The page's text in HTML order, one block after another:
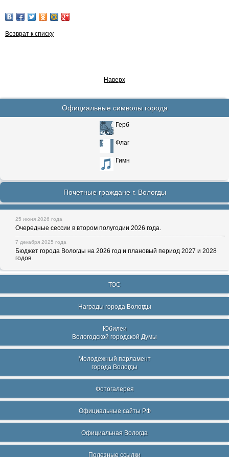
Возврат к списку
Наверх
Официальные символы города
Герб
Флаг
Гимн
Почетные граждане г. Вологды
25 июня 2026 года
Очередные сессии в втором полугодии 2026 года.
7 декабря 2025 года
Бюджет города Вологды на 2026 год и плановый период 2027 и 2028
годов.
ТОС
Награды города Вологды
Юбилеи
Вологодской городской Думы
Молодежный парламент
города Вологды
Фотогалерея
Официальные сайты РФ
Официальная Вологда
Полезные ссылки